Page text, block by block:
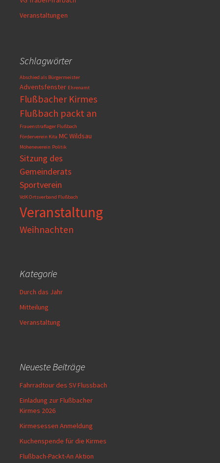
Veranstaltungen
Schlagwörter
Abschied als Bürgermeister
Adventsfenster Ehrenamt
Flußbacher Kirmes
Flußbach packt an
Frauenstraflager Flußbach
Förderverein Kita MC Wildsau
Möheneverein Politik
Sitzung des
Gemeinderats
Sportverein
VdK Ortsverband Flußbach
Veranstaltung
Weihnachten
Kategorie
Durch das Jahr
Mitteilung
Veranstaltung
Neueste Beiträge
Fahrradtour des SV Flussbach
Einladung zur Flußbacher
Kirmes 2026
Kirmesessen Anmeldung
Kuchenspende für die Kirmes
Flußbach-Packt-An Aktion